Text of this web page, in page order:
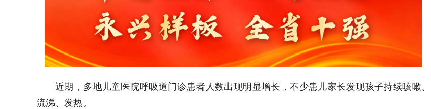
近期，多地儿童医院呼吸道门诊患者人数出现明显增长，不少患儿家长发现孩子持续咳嗽、
流涕、发热。